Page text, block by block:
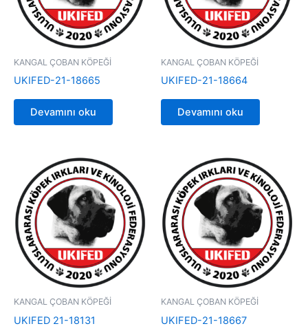
KANGAL ÇOBAN KÖPEĞİ
UKIFED-21-18665
Devamını oku
KANGAL ÇOBAN KÖPEĞİ
UKIFED-21-18664
Devamını oku
KANGAL ÇOBAN KÖPEĞİ
UKIFED 21-18131
KANGAL ÇOBAN KÖPEĞİ
UKIFED-21-18667